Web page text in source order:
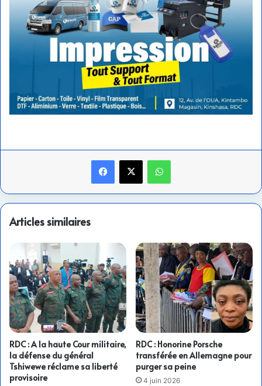
Facebook
X WhatsApp
Articles similaires
RDC : A la haute Cour militaire,
la défense du général
Tshiwewe réclame sa liberté
provisoire
RDC : Honorine Porsche
transférée en Allemagne pour
purger sa peine
4 juin 2026